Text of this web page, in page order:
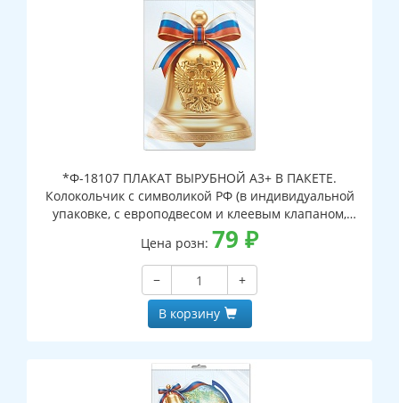
*Ф-18107 ПЛАКАТ ВЫРУБНОЙ А3+ В ПАКЕТЕ.
Колокольчик с символикой РФ (в индивидуальной
упаковке, с европодвесом и клеевым клапаном,
двухсторонний, ВД-лак)
Цена розн: 79 ₽
−
+
В корзину